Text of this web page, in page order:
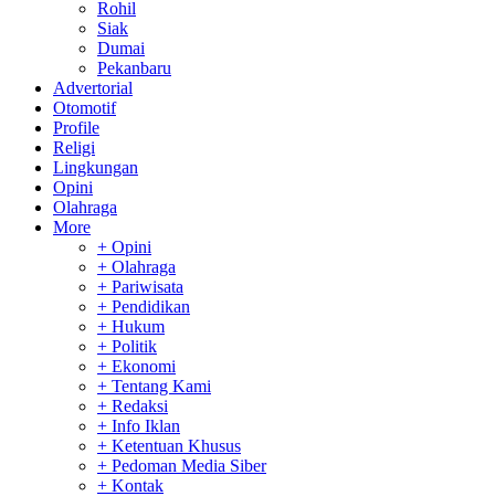
Rohil
Siak
Dumai
Pekanbaru
Advertorial
Otomotif
Profile
Religi
Lingkungan
Opini
Olahraga
More
+ Opini
+ Olahraga
+ Pariwisata
+ Pendidikan
+ Hukum
+ Politik
+ Ekonomi
+ Tentang Kami
+ Redaksi
+ Info Iklan
+ Ketentuan Khusus
+ Pedoman Media Siber
+ Kontak